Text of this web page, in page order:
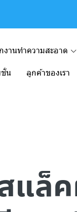
งานทำความสะอาด
ชั่น ลูกค้าของเรา
แล็